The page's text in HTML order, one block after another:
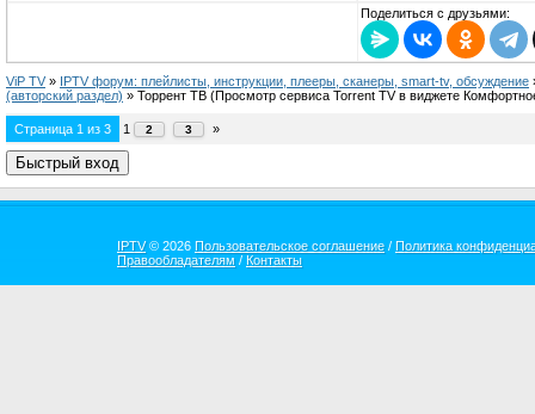
Поделиться с друзьями:
ViP TV » IPTV форум: плейлисты, инструкции, плееры, сканеры, smart-tv, обсуждение
(авторский раздел) » Торрент ТВ (Просмотр сервиса Torrent TV в виджете
Страница 1 из 3 1 2 3 »
IPTV© 2026 Пользовательское соглашение / Политика
Правообладателям / Контакты